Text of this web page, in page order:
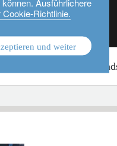
Cookie-Richtlinie.
und weiter